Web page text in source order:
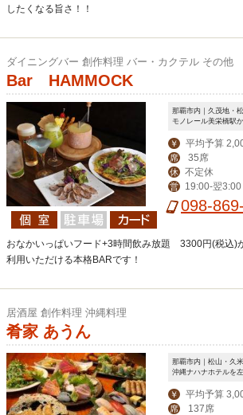
したくなる旨さ！！
ダイニングバー 創作料理 バー・カクテル その他
Bar HAMMOCK
那覇市内｜久茂地・
モノレール美栄橋駅
￥ 平均予算
席 35席
休 不定休
営 19:00-翌3:00
098-
おなかいっぱいフード+3時間飲み放題 3300円(税込)
利用いただける本格BARです！
居酒屋 創作料理 沖縄料理
肴家 あうん
那覇市内｜松山・久
沖縄ナハナホテルを
￥ 平均予算
席 137席